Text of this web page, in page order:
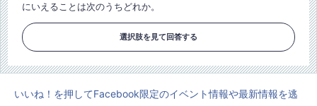
にいえることは次のうちどれか。
選択肢を見て回答する
いいね！を押してFacebook限定のイベント情報や最新情報を逃